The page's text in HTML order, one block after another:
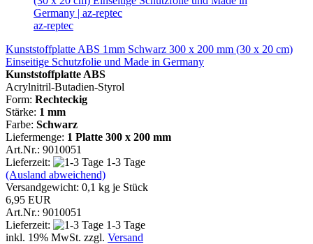
az-reptec
Kunststoffplatte ABS 1mm Schwarz 300 x 200 mm (30 x 20 cm)
Einseitige Schutzfolie und Made in Germany
Kunststoffplatte ABS
Acrylnitril-Butadien-Styrol
Form: Rechteckig
Stärke: 1 mm
Farbe: Schwarz
Liefermenge: 1 Platte 300 x 200 mm
Art.Nr.: 9010051
Lieferzeit:
1-3 Tage
(Ausland abweichend)
Versandgewicht: 0,1 kg je Stück
6,95 EUR
Art.Nr.: 9010051
Lieferzeit:
1-3 Tage
inkl. 19% MwSt. zzgl. Versand